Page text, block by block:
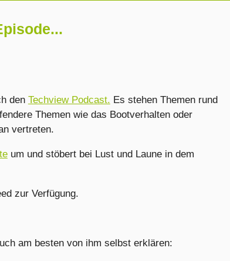
den Techview Podcast. Es stehen Themen rund
Themen wie das Bootverhalten oder
vertreten.
um und stöbert bei Lust und Laune in dem
zur Verfügung.
am besten von ihm selbst erklären: